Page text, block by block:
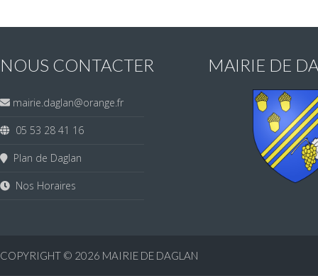
NOUS CONTACTER
mairie.daglan@orange.fr
05 53 28 41 16
Plan de Daglan
Nos Horaires
MAIRIE DE
COPYRIGHT © 2026 MAIRIE DE DAGLAN